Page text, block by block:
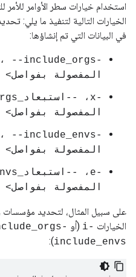
استخدام خيارات سطر الأوامر للأمر
الخيارات التالية لتنفيذ ما يلي:
في البيانات التي تم إنشاؤها:
المفصولة بفواصل>
المفصولة بفواصل>
المفصولة بفواصل>
المفصولة بفواصل>
على سبيل المثال، لتحديد مؤسسات
الخيارات -i (أو -include_orgs
include_envs
):